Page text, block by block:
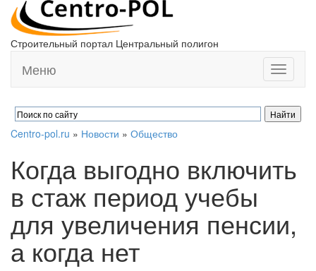
Строительный портал Центральный полигон
Toggle
Меню
Centro-pol.ru » Новости » Общество
Когда выгодно включить
в стаж период учебы
для увеличения пенсии,
а когда нет